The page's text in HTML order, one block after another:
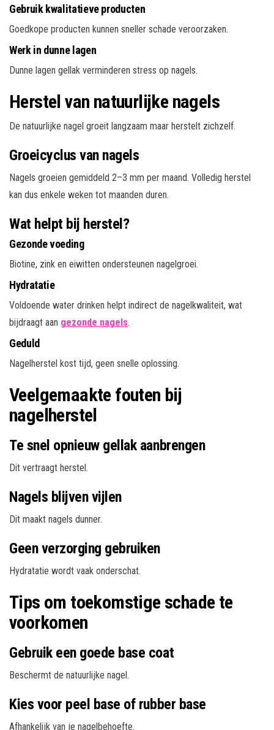
Gebruik kwalitatieve producten
Goedkope producten kunnen sneller schade veroorzaken.
Werk in dunne lagen
Dunne lagen gellak verminderen stress op nagels.
Herstel van natuurlijke nagels
De natuurlijke nagel groeit langzaam maar herstelt zichzelf.
Groeicyclus van nagels
Nagels groeien gemiddeld 2–3 mm per maand. Volledig herstel
kan dus enkele weken tot maanden duren.
Wat helpt bij herstel?
Gezonde voeding
Biotine, zink en eiwitten ondersteunen nagelgroei.
Hydratatie
Voldoende water drinken helpt indirect de nagelkwaliteit, wat
bijdraagt aan gezonde nagels.
Geduld
Nagelherstel kost tijd, geen snelle oplossing.
Veelgemaakte fouten bij
nagelherstel
Te snel opnieuw gellak aanbrengen
Dit vertraagt herstel.
Nagels blijven vijlen
Dit maakt nagels dunner.
Geen verzorging gebruiken
Hydratatie wordt vaak onderschat.
Tips om toekomstige schade te
voorkomen
Gebruik een goede base coat
Beschermt de natuurlijke nagel.
Kies voor peel base of rubber base
Afhankelijk van je nagelbehoefte.